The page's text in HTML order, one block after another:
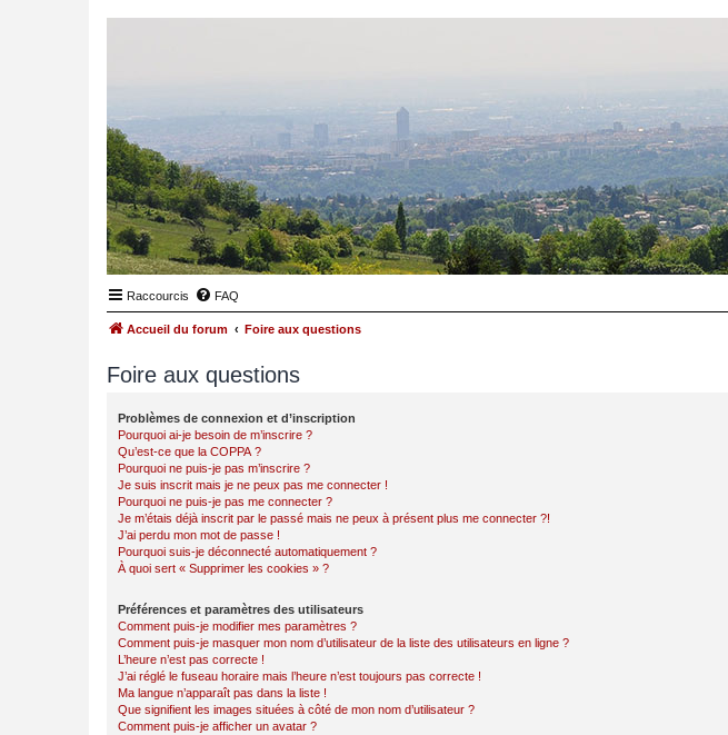
Raccourcis FAQ
Accueil du forum Foire aux questions
Foire aux questions
Problèmes de connexion et d’inscription
Pourquoi ai-je besoin de m’inscrire ?
Qu’est-ce que la COPPA ?
Pourquoi ne puis-je pas m’inscrire ?
Je suis inscrit mais je ne peux pas me connecter !
Pourquoi ne puis-je pas me connecter ?
Je m’étais déjà inscrit par le passé mais ne peux à présent plus me connecter ?!
J’ai perdu mon mot de passe !
Pourquoi suis-je déconnecté automatiquement ?
À quoi sert « Supprimer les cookies » ?
Préférences et paramètres des utilisateurs
Comment puis-je modifier mes paramètres ?
Comment puis-je masquer mon nom d’utilisateur de la liste des utilisateurs en ligne ?
L’heure n’est pas correcte !
J’ai réglé le fuseau horaire mais l’heure n’est toujours pas correcte !
Ma langue n’apparaît pas dans la liste !
Que signifient les images situées à côté de mon nom d’utilisateur ?
Comment puis-je afficher un avatar ?